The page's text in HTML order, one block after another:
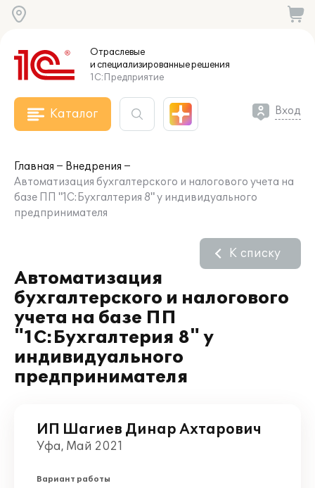
Отраслевые
и специализированныерешения
1С:Предприятие
Каталог Вход
Главная
Внедрения
Автоматизация бухгалтерского и налогового учета на
базе ПП "1С:Бухгалтерия 8" у индивидуального
предпринимателя
Автоматизация
бухгалтерского и налогового
учета на базе ПП
"1С:Бухгалтерия 8" у
индивидуального
предпринимателя
К списку
ИП Шагиев Динар Ахтарович
Уфа, Май 2021
Вариант работы